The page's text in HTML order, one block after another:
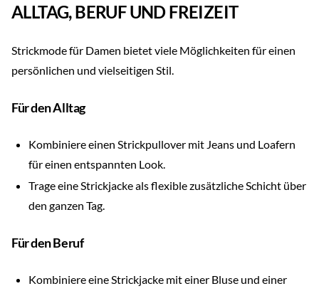
ALLTAG, BERUF UND FREIZEIT
Strickmode für Damen bietet viele Möglichkeiten für einen
persönlichen und vielseitigen Stil.
Für den Alltag
Kombiniere einen Strickpullover mit Jeans und Loafern
für einen entspannten Look.
Trage eine Strickjacke als flexible zusätzliche Schicht über
den ganzen Tag.
Für den Beruf
Kombiniere eine Strickjacke mit einer Bluse und einer